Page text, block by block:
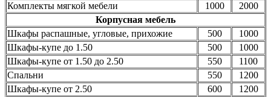
Комплекты мягкой мебели
1000
2000
Корпусная мебель
Шкафы распашные, угловые, прихожие
500
1000
Шкафы-купе до 1.50
500
1000
Шкафы-купе от 1.50 до 2.50
550
1100
Спальни
550
1200
Шкафы-купе от 2.50
600
1200